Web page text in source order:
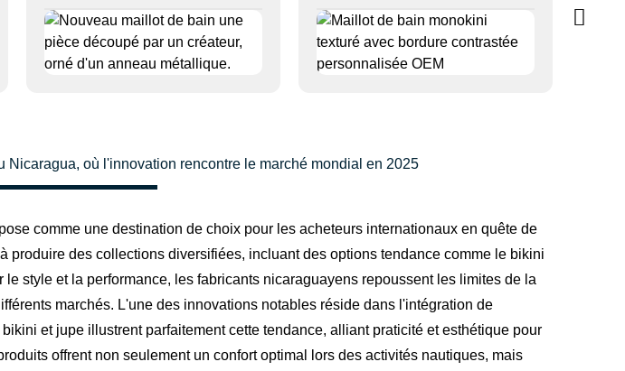
où l'innovation rencontre le marché mondial en 2025
comme une destination de choix pour les acheteurs internationaux en quête de
des collections diversifiées, incluant des options tendance comme le bikini
style et la performance, les fabricants nicaraguayens repoussent les limites de la
marchés. L'une des innovations notables réside dans l'intégration de
et jupe illustrent parfaitement cette tendance, alliant praticité et esthétique pour
offrent non seulement un confort optimal lors des activités nautiques, mais